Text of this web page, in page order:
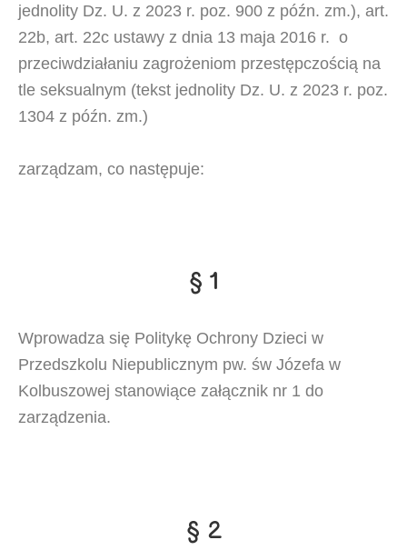
jednolity Dz. U. z 2023 r. poz. 900 z późn. zm.), art.
22b, art. 22c ustawy z dnia 13 maja 2016 r. o
przeciwdziałaniu zagrożeniom przestępczością na
tle seksualnym (tekst jednolity Dz. U. z 2023 r. poz.
1304 z późn. zm.)
zarządzam, co następuje:
§ 1
Wprowadza się Politykę Ochrony Dzieci w
Przedszkolu Niepublicznym pw. św Józefa w
Kolbuszowej stanowiące załącznik nr 1 do
zarządzenia.
§ 2